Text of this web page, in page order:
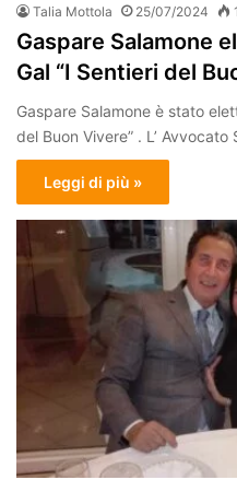
Talia Mottola 25/07/2024
Gaspare Salamone
Gal “I Sentieri del
Gaspare Salamone è stato
del Buon Vivere” . L’
Leggi di più »